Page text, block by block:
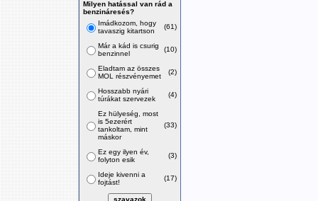
Milyen hatással van rád a
benzináresés?
Imádkozom, hogy
tavaszig kitartson
(61)
Már a kád is csurig
benzinnel
(10)
Eladtam az összes
MOL részvényemet
(2)
Hosszabb nyári
túrákat szervezek
(4)
Ez hülyeség, most
is 5ezerért
tankoltam, mint
máskor
(33)
Ez egy ilyen év,
folyton esik
(3)
Ideje kivenni a
fojtást!
(17)